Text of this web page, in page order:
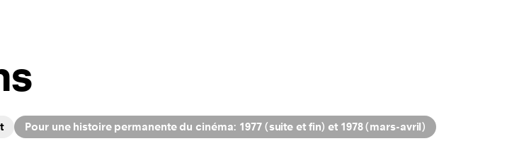
Pour une histoire permanente du cinéma: 1977 (suite et fin) et 1978 (mars-avril)